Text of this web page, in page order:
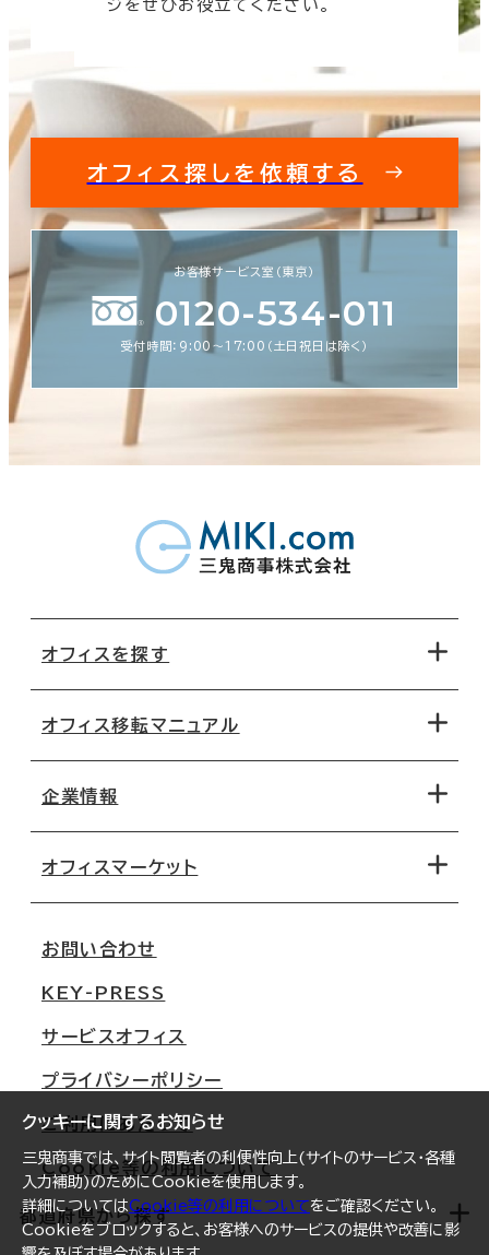
クッキーに関するお知らせ
三鬼商事では、サイト閲覧者の利便性向上(サイトのサービス・各種
入力補助)のためにCookieを使用します。
詳細についてはCookie等の利用についてをご確認ください。
Cookieをブロックすると、お客様へのサービスの提供や改善に影
す。
オフィス探しを依頼する
お客様サービス室（東京）
0120-534-011
受付時間：9:00〜17:00（土日祝日は除く）
オフィスを探す
地図から探す
路線・駅から探す
オフィス移転マニュアル
移転コストシミュレーション
移転スケジュール
オフィス移転Q&A
企業情報
オフィスマーケット
大阪
名古屋
札幌
仙台
横浜
福岡
お問い合わせ
KEY-PRESS
サービスオフィス
プライバシーポリシー
ご利用にあたって
Cookie等の利用について
都道府県から探す